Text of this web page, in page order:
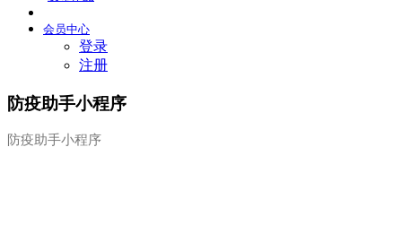
会员中心
登录
注册
防疫助手小程序
防疫助手小程序